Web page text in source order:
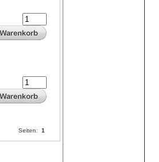
Seiten: 1